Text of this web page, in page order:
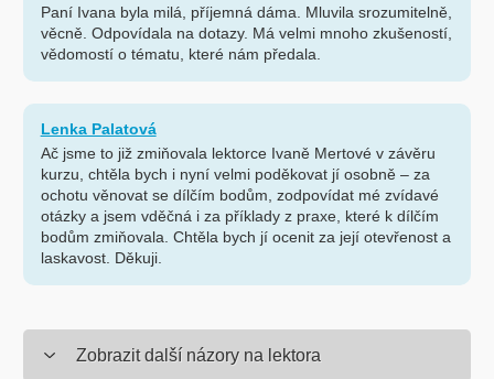
Paní Ivana byla milá, příjemná dáma. Mluvila srozumitelně,
věcně. Odpovídala na dotazy. Má velmi mnoho zkušeností,
vědomostí o tématu, které nám předala.
Lenka Palatová
Ač jsme to již zmiňovala lektorce Ivaně Mertové v závěru
kurzu, chtěla bych i nyní velmi poděkovat jí osobně – za
ochotu věnovat se dílčím bodům, zodpovídat mé zvídavé
otázky a jsem vděčná i za příklady z praxe, které k dílčím
bodům zmiňovala. Chtěla bych jí ocenit za její otevřenost a
laskavost. Děkuji.
Zobrazit další názory na lektora